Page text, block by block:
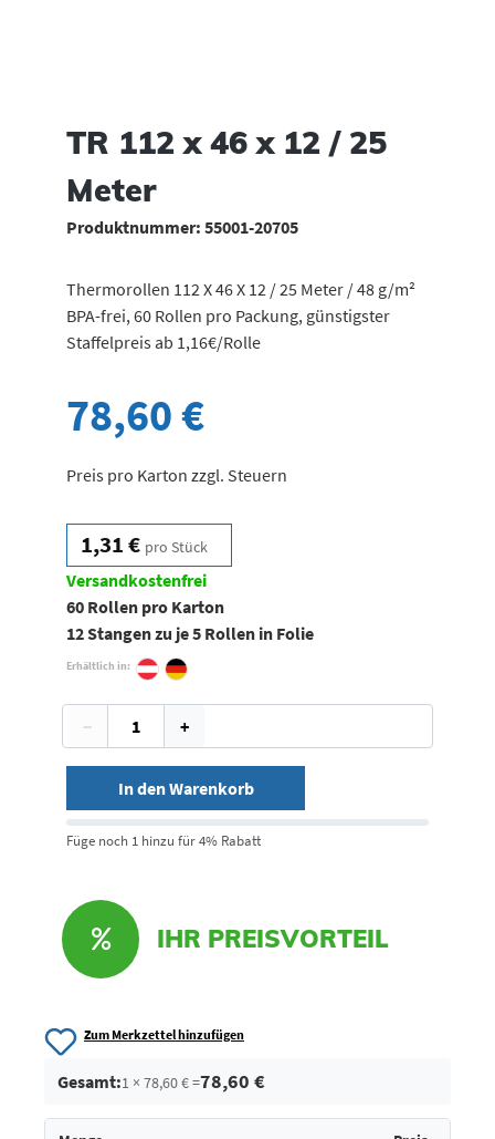
TR 112 x 46 x 12 / 25
Meter
Produktnummer:55001-20705
Thermorollen 112 X 46 X 12 / 25 Meter / 48 g/m²
BPA-frei, 60 Rollen pro Packung, günstigster
Staffelpreis ab 1,16€/Rolle
78,60 €
Preis pro Karton zzgl. Steuern
1,31 € pro Stück
Versandkostenfrei
60 Rollen pro Karton
12 Stangen zu je 5 Rollen in Folie
Erhältlich in:
− +
In den Warenkorb
Füge noch 1 hinzu für 4% Rabatt
IHR PREISVORTEIL
Zum Merkzettel hinzufügen
Gesamt:1 × 78,60 € =78,60 €